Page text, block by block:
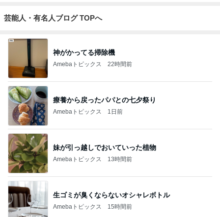
芸能人・有名人ブログ TOPへ
神がかってる掃除機
Amebaトピックス 22時間前
療養から戻ったパパとの七夕祭り
Amebaトピックス 1日前
妹が引っ越しでおいていった植物
Amebaトピックス 13時間前
生ゴミが臭くならないオシャレボトル
Amebaトピックス 15時間前